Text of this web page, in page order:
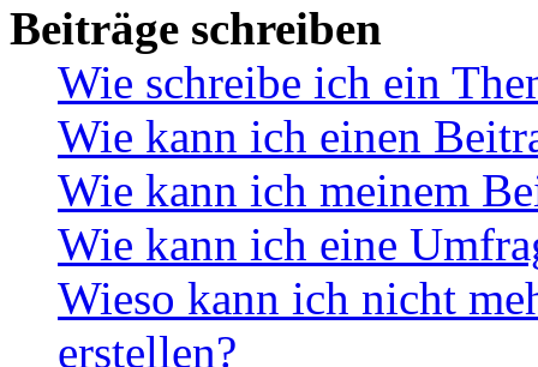
Beiträge schreiben
Wie schreibe ich ein
Wie kann ich einen
Wie kann ich meinem
Wie kann ich eine
Wieso kann ich nicht
erstellen?